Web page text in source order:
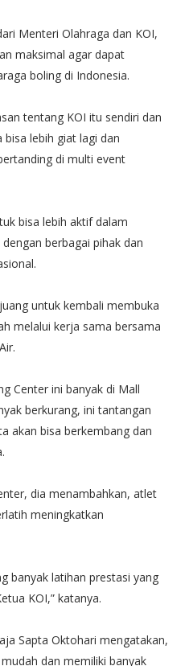
Menteri Olahraga dan KOI,
maksimal agar dapat
boling di Indonesia.
tentang KOI itu sendiri dan
lebih giat lagi dan
di multi event
bisa lebih aktif dalam
berbagai pihak dan
untuk kembali membuka
melalui kerja sama bersama
Center ini banyak di Mall
berkurang, ini tantangan
akan bisa berkembang dan
dia menambahkan, atlet
meningkatkan
banyak latihan prestasi yang
KOI,” katanya.
Sapta Oktohari mengatakan,
dan memiliki banyak